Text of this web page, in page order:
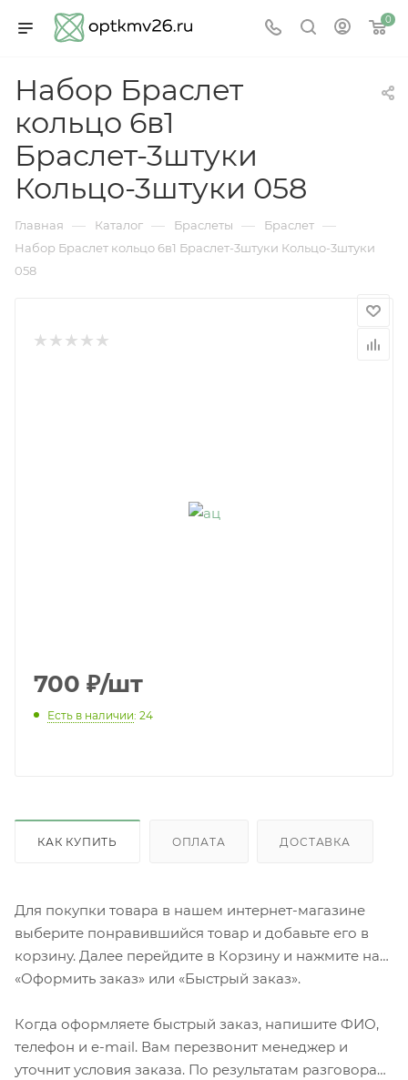
0
Набор Браслет
кольцо 6в1
Браслет-3штуки
Кольцо-3штуки 058
Главная — Каталог — Браслеты — Браслет —
Набор Браслет кольцо 6в1 Браслет-3штуки Кольцо-3штуки
058
700 ₽/шт
Есть в наличии: 24
КАК КУПИТЬ ОПЛАТА ДОСТАВКА
Для покупки товара в нашем интернет-магазине
выберите понравившийся товар и добавьте его в
корзину. Далее перейдите в Корзину и нажмите на
«Оформить заказ» или «Быстрый заказ».
Когда оформляете быстрый заказ, напишите ФИО,
телефон и e-mail. Вам перезвонит менеджер и
уточнит условия заказа. По результатам разговора